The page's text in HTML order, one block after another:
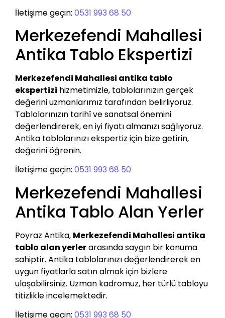
İletişime geçin: 0531 993 68 50
Merkezefendi Mahallesi
Antika Tablo Ekspertizi
Merkezefendi Mahallesi antika tablo
ekspertizi hizmetimizle, tablolarınızın gerçek
değerini uzmanlarımız tarafından belirliyoruz.
Tablolarınızın tarihî ve sanatsal önemini
değerlendirerek, en iyi fiyatı almanızı sağlıyoruz.
Antika tablolarınızı ekspertiz için bize getirin,
değerini öğrenin.
İletişime geçin: 0531 993 68 50
Merkezefendi Mahallesi
Antika Tablo Alan Yerler
Poyraz Antika, Merkezefendi Mahallesi antika
tablo alan yerlerarasında saygın bir konuma
sahiptir. Antika tablolarınızı değerlendirerek en
uygun fiyatlarla satın almak için bizlere
ulaşabilirsiniz. Uzman kadromuz, her türlü tabloyu
titizlikle incelemektedir.
İletişime geçin: 0531 993 68 50